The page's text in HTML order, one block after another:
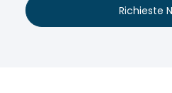
Richieste